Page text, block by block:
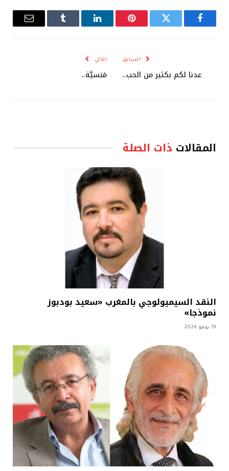
فيسبوك تويتر بينتيريستلينكدإن Tumblr
البريد
السابق
عدنا لكم بكثير من الحب..
التالي
مَنسيَّة..
المقالات ذات الصلة
النقد السيميولوجي بالمغرب «سعيد بودبوز
نموذجا»
19 يونيو 2026